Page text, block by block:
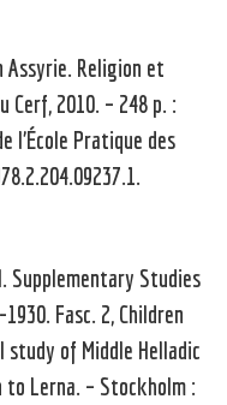
Assyrie. Religion et
Cerf, 2010. – 248 p. :
l’École Pratique des
Supplementary Studies
Fasc. 2, Children
study of Middle Helladic
to Lerna. – Stockholm :